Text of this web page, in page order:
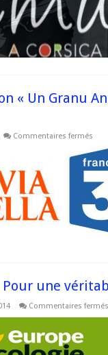
des
et
« Un Granu
Commentaires ferméssur
« Un
veut
la
en
Pour une
Commentaires fermés